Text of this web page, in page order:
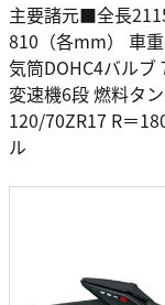
主要諸元■全長
810（各mm） 車
気筒DOHC4バル
変速機6段 燃料タ
120/70ZR17 R＝
ル